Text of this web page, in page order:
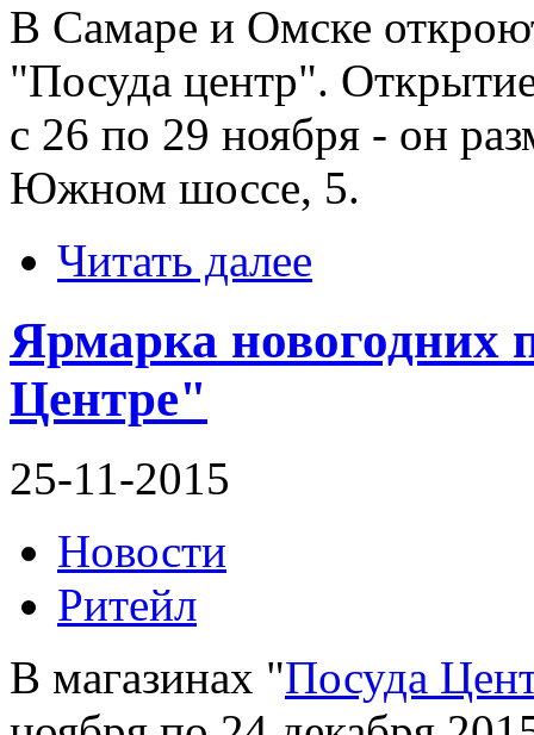
В Самаре и Омске
"Посуда центр".
с 26 по 29 ноября - он
Южном шоссе, 5.
Читать далее
Ярмарка новогодних
Центре"
25-11-2015
Новости
Ритейл
В магазинах "Посуда